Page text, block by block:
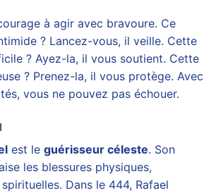
à agir avec bravoure. Ce
? Lancez-vous, il veille. Cette
? Ayez-la, il vous soutient. Cette
? Prenez-la, il vous protège. Avec
vous ne pouvez pas échouer.
est le guérisseur céleste. Son
les blessures physiques,
Dans le 444, Rafael